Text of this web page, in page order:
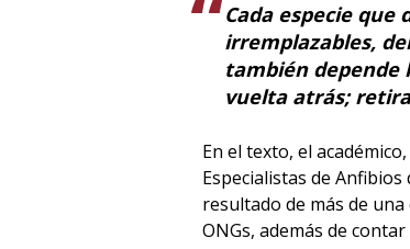
Cada especie que
irremplazables,
también depende
vuelta atrás;
En el texto, el
Especialistas de Anfibios
resultado de más de
ONGs, además de